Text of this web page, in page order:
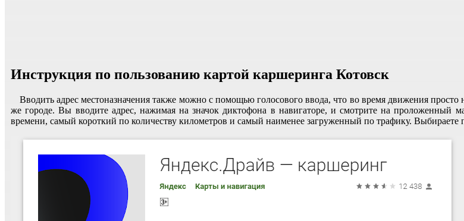
Инструкция по пользованию картой каршеринга Котовск
Вводить адрес местоназначения также можно с помощью голосового ввода, что во время движения
же городе. Вы вводите адрес, нажимая на значок диктофона в навигаторе, и смотрите на проложенный
времени, самый короткий по количеству километров и самый наименее загруженный по трафику. Выбираете